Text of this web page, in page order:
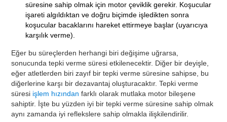
süresine sahip olmak için motor çeviklik gerekir. Koşucular
işareti algıldıktan ve doğru biçimde işledikten sonra
koşucular bacaklarını hareket ettirmeye başlar (uyarıcıya
karşılık verme).
Eğer bu süreçlerden herhangi biri değişime uğrarsa,
sonucunda tepki verme süresi etkilenecektir. Diğer bir deyişle,
eğer atletlerden biri zayıf bir tepki verme süresine sahipse, bu
diğerlerine karşı bir dezavantaj oluşturacaktır. Tepki verme
süresi işlem hızından farklı olarak mutlaka motor bileşene
sahiptir. İşte bu yüzden iyi bir tepki verme süresine sahip olmak
aynı zamanda iyi reflekslere sahip olmakla ilişkilendirilir.